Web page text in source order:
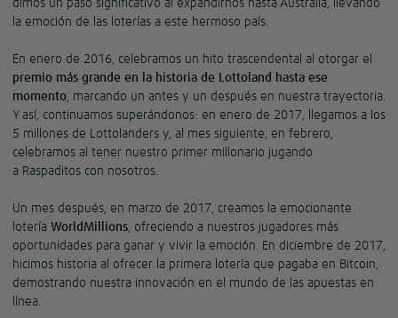
la emoción de las loterías a este hermoso país.
En enero de 2016, celebramos un hito trascendental al otorgar el
premio más grande en la historia de Lottoland hasta ese
momento, marcando un antes y un después en nuestra trayectoria.
Y así, continuamos superándonos: en enero de 2017, llegamos a los
5 millones de Lottolanders y, al mes siguiente, en febrero,
celebramos al tener nuestro primer millonario jugando
a Raspaditos con nosotros.
Un mes después, en marzo de 2017, creamos la emocionante
lotería WorldMillions, ofreciendo a nuestros jugadores más
oportunidades para ganar y vivir la emoción. En diciembre de 2017,
hicimos historia al ofrecer la primera lotería que pagaba en Bitcoin,
demostrando nuestra innovación en el mundo de las apuestas en
línea.